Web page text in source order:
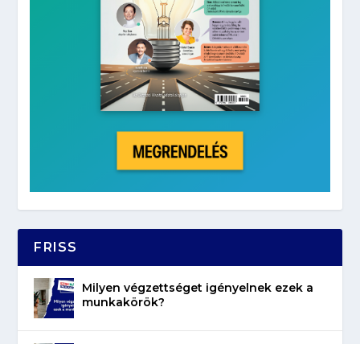
FRISS
Milyen végzettséget igényelnek ezek a
munkakörök?